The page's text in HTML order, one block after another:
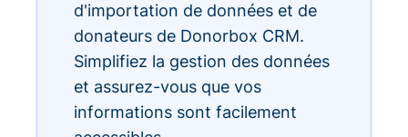
d'importation de données et de
donateurs de Donorbox CRM.
Simplifiez la gestion des données
et assurez-vous que vos
informations sont facilement